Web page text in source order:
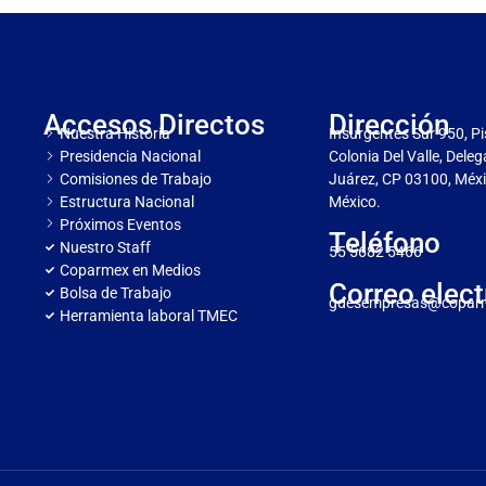
Accesos Directos
Nuestra Historia
Presidencia Nacional
Comisiones de Trabajo
Estructura Nacional
Próximos Eventos
Nuestro Staff
Coparmex en Medios
Bolsa de Trabajo
Herramienta laboral TMEC
Dirección
Insurgentes Sur 950,
Colonia Del Valle,
Juárez, CP 03100,
México.
Teléfono
55 5682 5466
Correo